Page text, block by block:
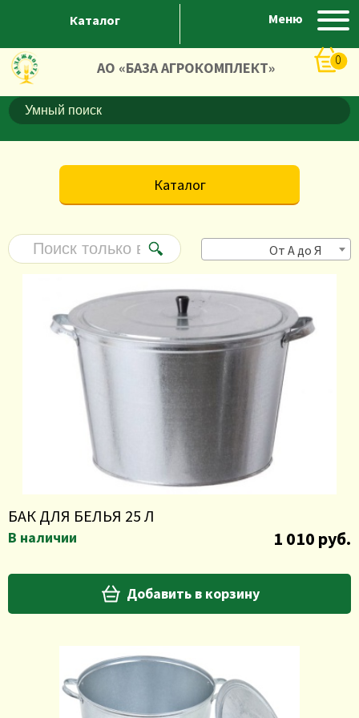
Каталог Меню
АО «БАЗА АГРОКОМПЛЕКТ» 0
Каталог
От А до Я
БАК ДЛЯ БЕЛЬЯ 25 Л
В наличии 1 010 руб.
Добавить в корзину